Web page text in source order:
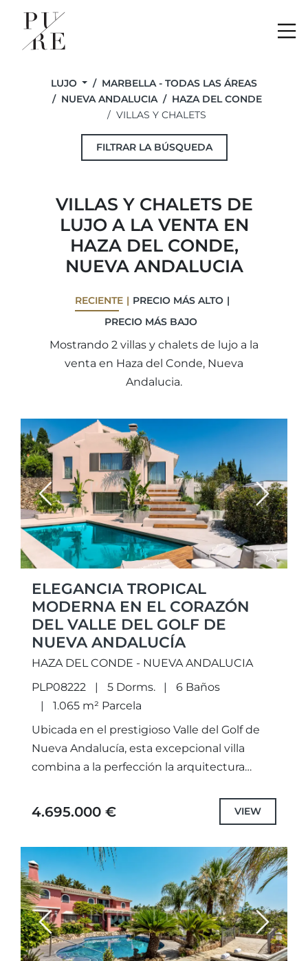
LUJO
MARBELLA - TODAS LAS ÁREAS
NUEVA ANDALUCIA
HAZA DEL CONDE
VILLAS Y CHALETS
FILTRAR LA BÚSQUEDA
VILLAS Y CHALETS DE
LUJO A LA VENTA EN
HAZA DEL CONDE,
NUEVA ANDALUCIA
RECIENTE
PRECIO MÁS ALTO
PRECIO MÁS BAJO
Mostrando 2 villas y chalets de lujo a la
venta en Haza del Conde, Nueva
Andalucia.
Previous Next
ELEGANCIA TROPICAL
MODERNA EN EL CORAZÓN
DEL VALLE DEL GOLF DE
NUEVA ANDALUCÍA
HAZA DEL CONDE - NUEVA ANDALUCIA
PLP08222
5 Dorms.
6 Baños
1.065 m² Parcela
Ubicada en el prestigioso Valle del Golf de
Nueva Andalucía, esta excepcional villa
combina a la perfección la arquitectura
boho y una estética tropical exuberante....
4.695.000 € VIEW
Previous Next